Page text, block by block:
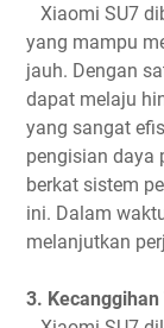
Xiaomi SU7
yang mampu
jauh. Dengan
dapat melaju
yang sangat
pengisian daya
berkat sistem
ini. Dalam
melanjutkan
3.